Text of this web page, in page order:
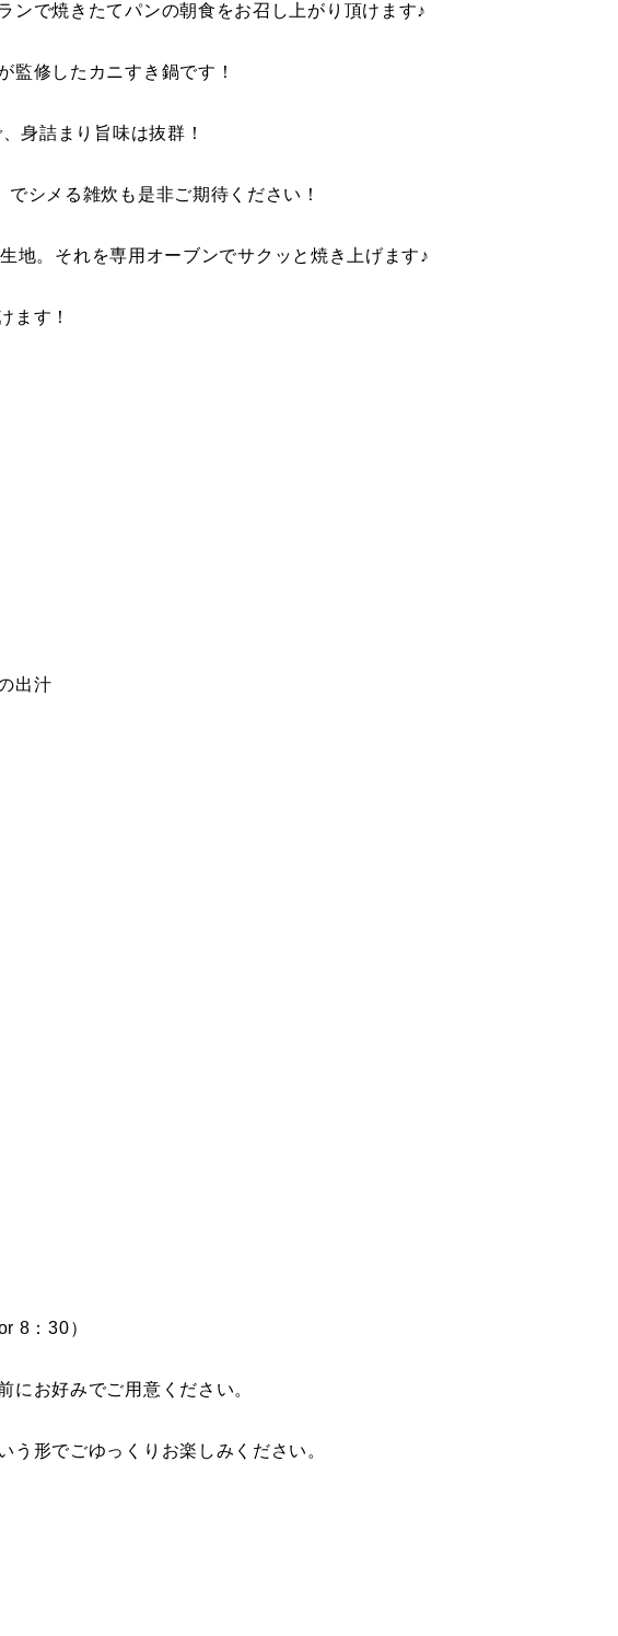
ンで焼きたてパンの朝食をお召し上がり頂けます♪
監修したカニすき鍋です！
身詰まり旨味は抜群！
シメる雑炊も是非ご期待ください！
地。それを専用オーブンでサクッと焼き上げます♪
ます！
出汁
8：30）
にお好みでご用意ください。
う形でごゆっくりお楽しみください。